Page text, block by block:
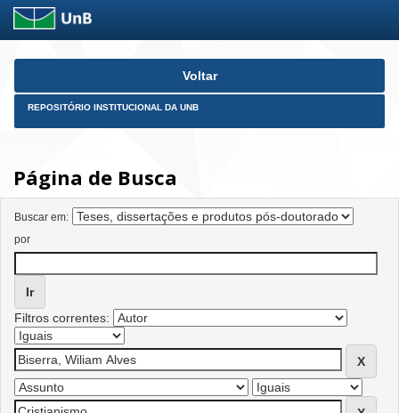
Skip
Voltar
REPOSITÓRIO INSTITUCIONAL DA UNB
Página de Busca
Buscar em:
por
Filtros correntes: